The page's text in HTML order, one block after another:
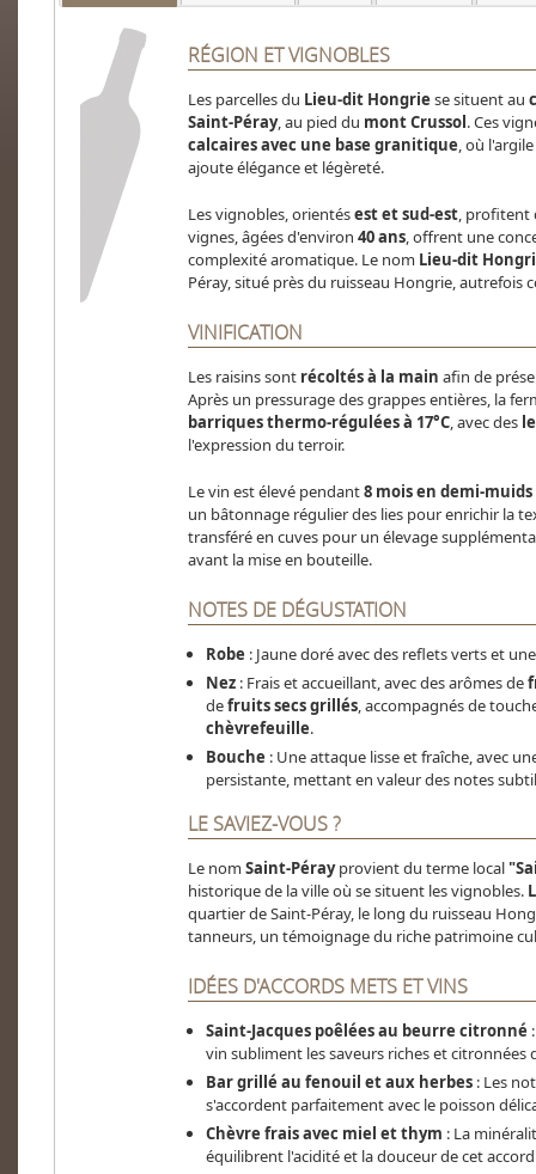
RÉGION ET VIGNOBLES
Les parcelles du Lieu-dit Hongrie se situent au
Saint-Péray, au pied du mont Crussol. Ces
calcaires avec une base granitique, où
ajoute élégance et légèreté.
Les vignobles, orientésest et sud-est, profitent
vignes, âgées d'environ 40 ans, offrent une
complexité aromatique. Le nom Lieu-dit
Péray, situé près du ruisseau Hongrie, autrefois
VINIFICATION
Les raisins sont récoltés à la main afin de
Après un pressurage des grappes entières, la
barriques thermo-régulées à 17°C, avec des
l'expression du terroir.
Le vin est élevé pendant8 mois en demi-muids
un bâtonnage régulier des lies pour enrichir la
transféré en cuves pour un élevage
avant la mise en bouteille.
NOTES DE DÉGUSTATION
Robe : Jaune doré avec des reflets verts et
Nez: Frais et accueillant, avec des arômes de
defruits secs grillés, accompagnés de
chèvrefeuille.
Bouche : Une attaque lisse et fraîche, avec
persistante, mettant en valeur des notes
LE SAVIEZ-VOUS ?
Le nom Saint-Pérayprovient du terme local
historique de la ville où se situent les vignobles.
quartier de Saint-Péray, le long du ruisseau
tanneurs, un témoignage du riche patrimoine
IDÉES D'ACCORDS METS ET VINS
Saint-Jacques poêlées au beurre citronné
vin subliment les saveurs riches et citronnées
Bar grillé au fenouil et aux herbes: Les
s'accordent parfaitement avec le poisson
Chèvre frais avec miel et thym : La
équilibrent l'acidité et la douceur de cet